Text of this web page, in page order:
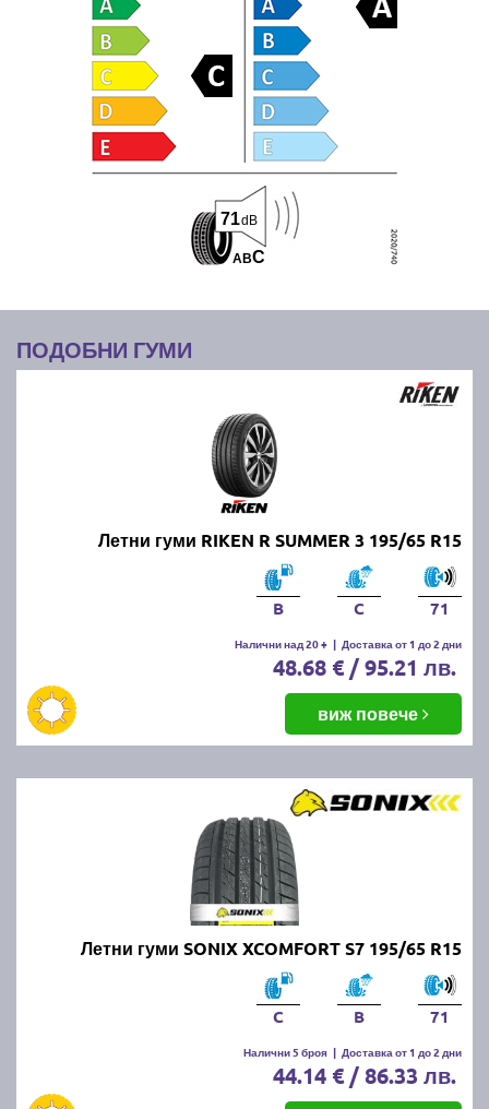
ABC
71dB
ПОДОБНИ ГУМИ
Летни гуми RIKEN R SUMMER 3 195/65 R15
B C 71
Налични над 20 + | Доставка от 1 до 2 дни
48.68 € / 95.21 лв.
виж повече
Летни гуми SONIX XCOMFORT S7 195/65 R15
C B 71
Налични 5 броя | Доставка от 1 до 2 дни
44.14 € / 86.33 лв.